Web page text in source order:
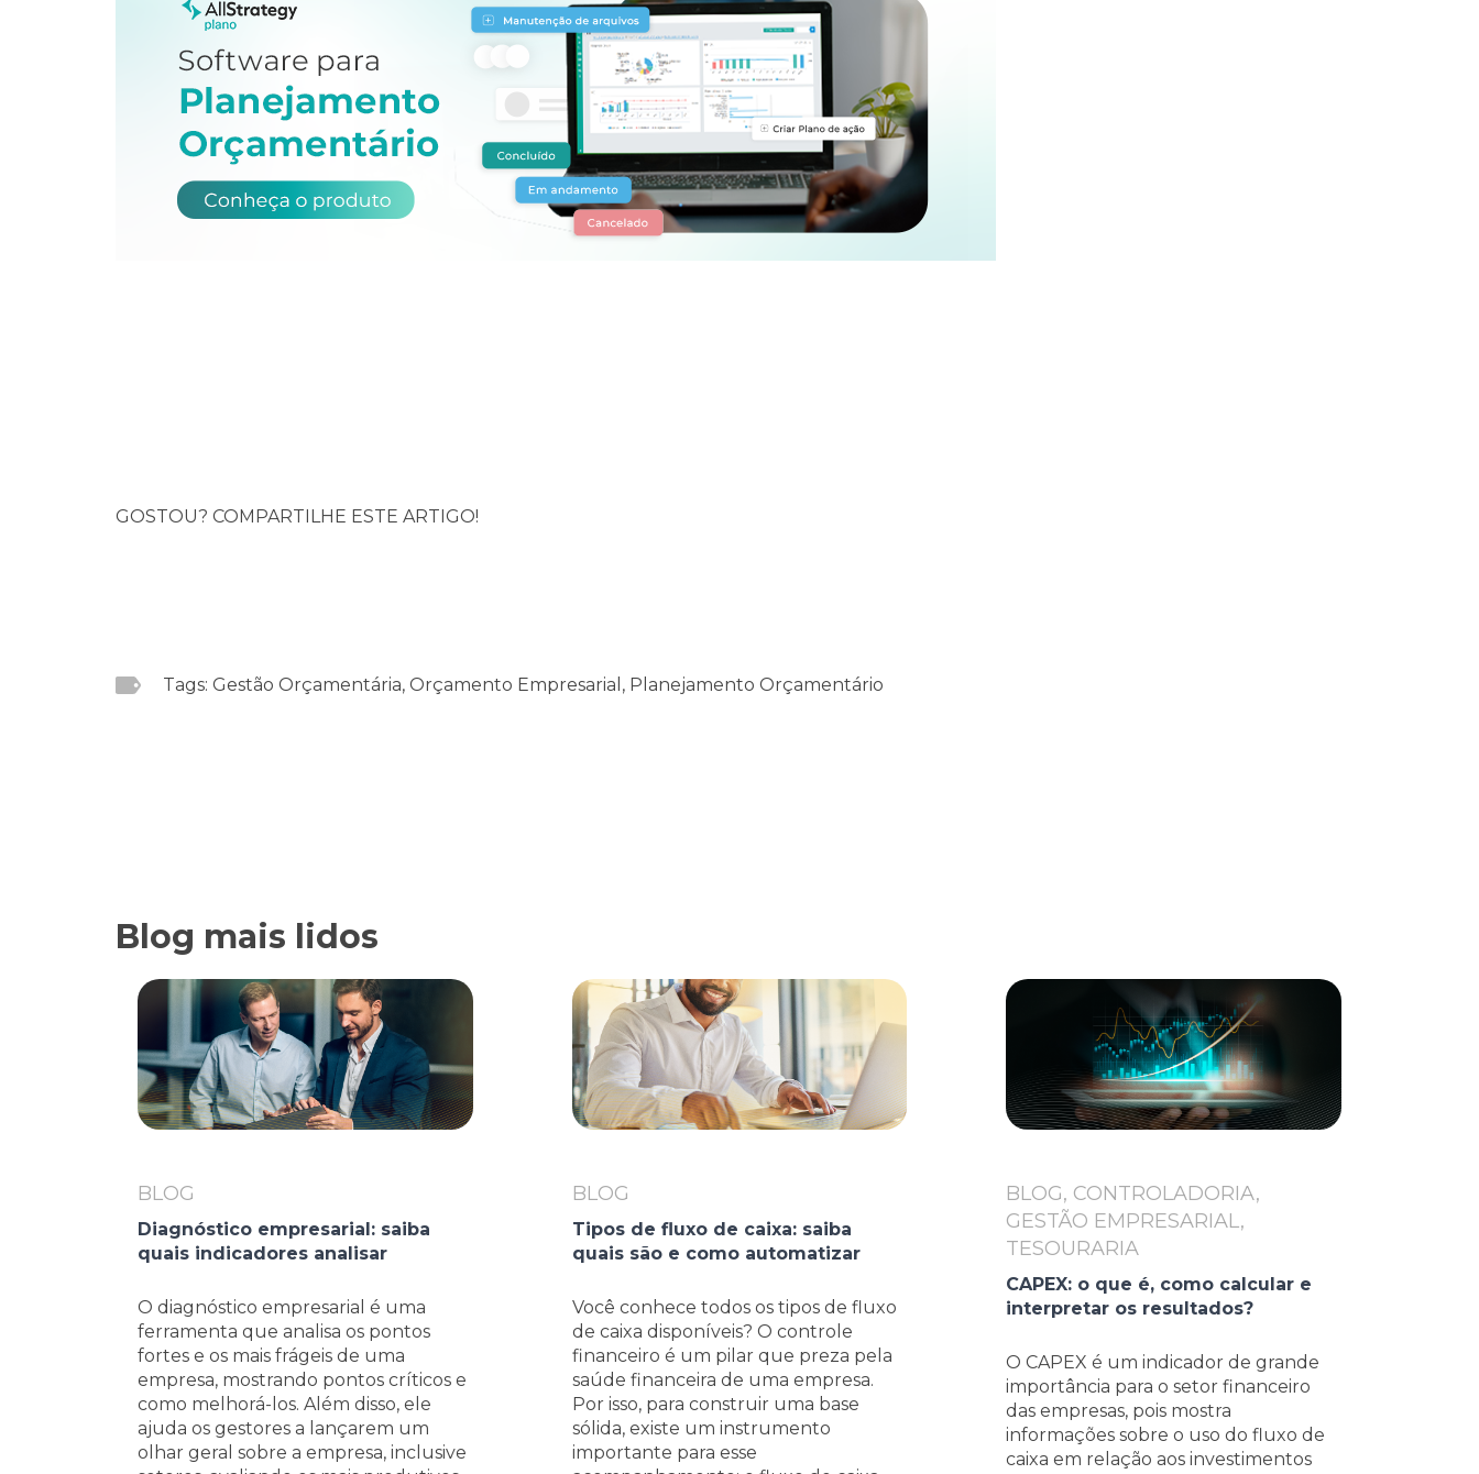
GOSTOU? COMPARTILHE ESTE ARTIGO!
Tags: Gestão Orçamentária, Orçamento Empresarial, Planejamento Orçamentário
Blog mais lidos
BLOG
Diagnóstico empresarial: saiba
quais indicadores analisar
O diagnóstico empresarial é uma
ferramenta que analisa os pontos
fortes e os mais frágeis de uma
empresa, mostrando pontos críticos e
como melhorá-los. Além disso, ele
ajuda os gestores a lançarem um
olhar geral sobre a empresa, inclusive
BLOG
Tipos de fluxo de caixa: saiba
quais são e como automatizar
Você conhece todos os tipos de fluxo
de caixa disponíveis? O controle
financeiro é um pilar que preza pela
saúde financeira de uma empresa.
Por isso, para construir uma base
sólida, existe um instrumento
importante para esse
BLOG, CONTROLADORIA,
GESTÃO EMPRESARIAL,
TESOURARIA
CAPEX: o que é, como calcular e
interpretar os resultados?
O CAPEX é um indicador de grande
importância para o setor financeiro
das empresas, pois mostra
informações sobre o uso do fluxo de
caixa em relação aos investimentos